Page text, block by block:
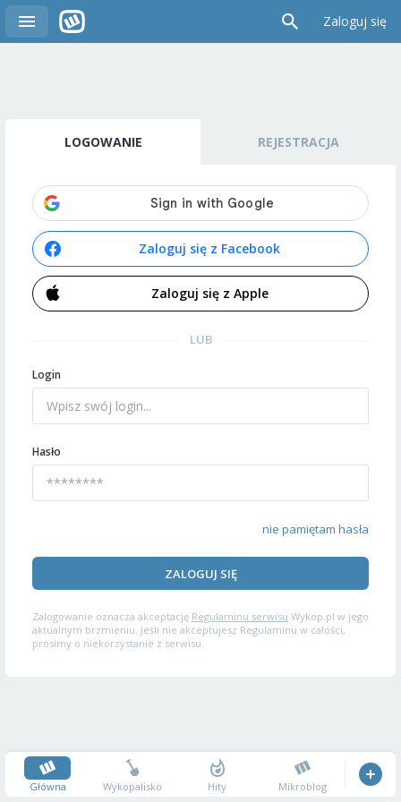
Zaloguj się
LOGOWANIE REJESTRACJA
Zaloguj się z Facebook
Zaloguj się z Apple
LUB
Login
Hasło
nie pamiętam hasła
ZALOGUJ SIĘ
Zalogowanie oznacza akceptację Regulaminu serwisu Wykop.pl w jego
aktualnym brzmieniu. Jeśli nie akceptujesz Regulaminu w całości,
prosimy o niekorzystanie z serwisu.
Główna Wykopalisko Hity Mikroblog